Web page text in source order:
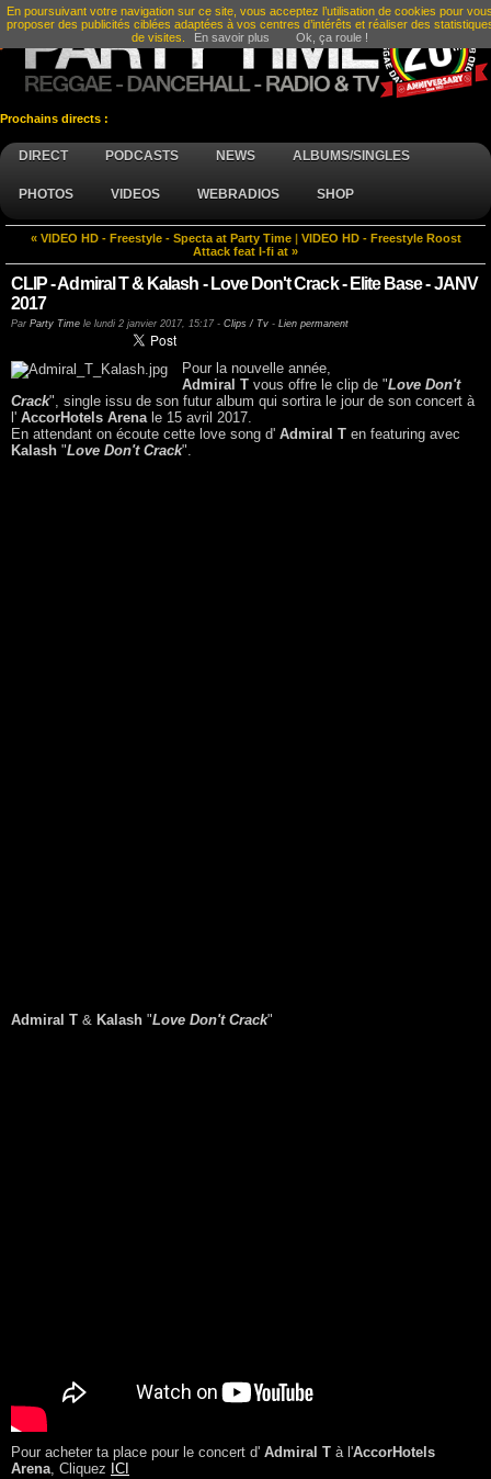
Prochains directs :
DIRECT PODCASTS NEWS ALBUMS/SINGLES
PHOTOS VIDEOS WEBRADIOS SHOP
« VIDEO HD - Freestyle - Specta at Party Time
VIDEO HD - Freestyle Roost
Attack feat I-fi at »
CLIP - Admiral T & Kalash - Love Don't Crack - Elite Base - JANV
2017
Par Party Time le lundi 2 janvier 2017, 15:17 - Clips / Tv - Lien permanent
Pour la nouvelle année,
Admiral T vous offre le clip de "Love Don't
Crack", single issu de son futur album qui sortira le jour de son concert à
l' AccorHotels Arenale 15 avril 2017.
En attendant on écoute cette love song d' Admiral T en featuring avec
Kalash "Love Don't Crack".
Admiral T & Kalash "Love Don't Crack"
Pour acheter ta place pour le concert d' Admiral T à l'AccorHotels
Arena, Cliquez ICI
En poursuivant votre navigation sur ce site, vous acceptez l’utilisation de cookies pour
proposer des publicités ciblées adaptées à vos centres d’intérêts et réaliser des
de visites.
En savoir plus Ok, ça roule !